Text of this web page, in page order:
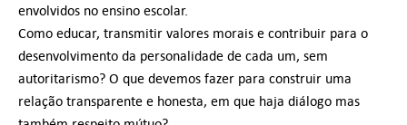
envolvidos no ensino escolar.
Como educar, transmitir valores morais e contribuir para o
desenvolvimento da personalidade de cada um, sem
autoritarismo? O que devemos fazer para construir uma
relação transparente e honesta, em que haja diálogo mas